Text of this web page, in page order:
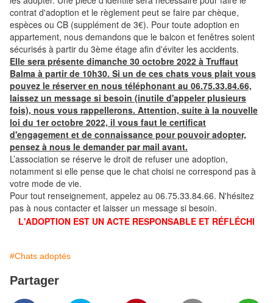
contrat d'adoption et le règlement peut se faire par chèque,
espèces ou CB (supplément de 3€). Pour toute adoption en
appartement, nous demandons que le balcon et fenêtres soient
sécurisés à partir du 3ème étage afin d'éviter les accidents.
Elle sera présente dimanche 30 octobre 2022 à Truffaut
Balma à partir de 10h30. Si un de ces chats vous plait vous
pouvez le réserver en nous téléphonant au 06.75.33.84.66,
laissez un message si besoin (inutile d'appeler plusieurs
fois), nous vous rappellerons. Attention, suite à la nouvelle
loi du 1er octobre 2022, il vous faut le certificat
d'engagement et de connaissance pour pouvoir adopter,
pensez à nous le demander par mail avant.
L’association se réserve le droit de refuser une adoption,
notamment si elle pense que le chat choisi ne correspond pas à
votre mode de vie.
Pour tout renseignement, appelez au 06.75.33.84.66. N'hésitez
pas à nous contacter et laisser un message si besoin.
L'ADOPTION EST UN ACTE RESPONSABLE ET RÉFLÉCHI
#Chats adoptés
Partager